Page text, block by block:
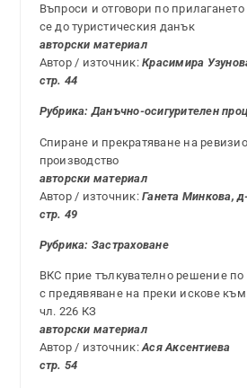
Въпроси и отговори по
се до туристическия данък
авторски материал
Автор / източник:Красимира
стр. 44
Рубрика:Данъчно-осигурителен
Спиране и прекратяване на
производство
авторски материал
Автор / източник:Ганета Минкова,
стр. 49
Рубрика: Застраховане
ВКС прие тълкувателно решение
с предявяване на преки искове към
чл. 226 КЗ
авторски материал
Автор / източник:Ася Аксентиева
стр. 54